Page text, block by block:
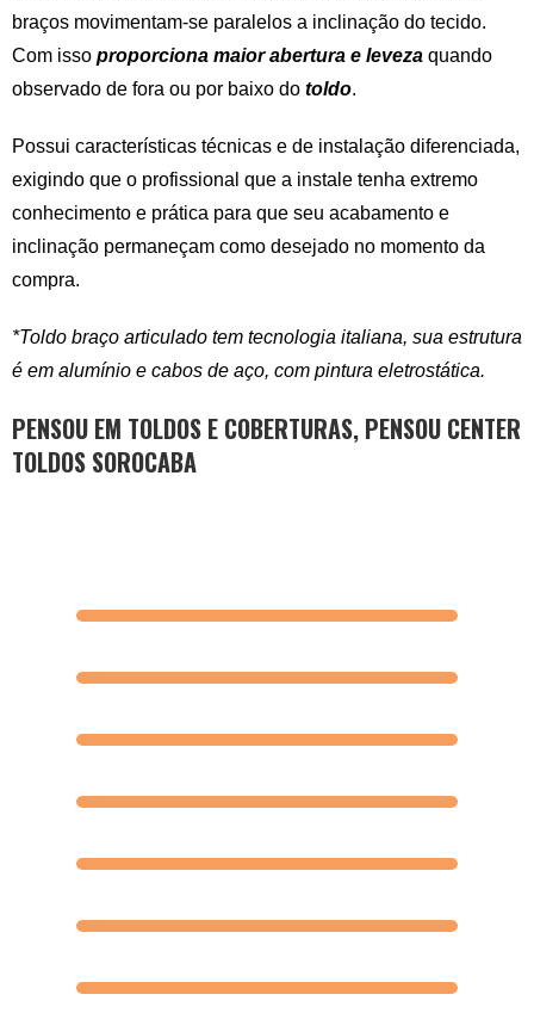
braços movimentam-se paralelos a inclinação do tecido.
Com isso proporciona maior abertura e leveza quando
observado de fora ou por baixo do toldo.
Possui características técnicas e de instalação diferenciada,
exigindo que o profissional que a instale tenha extremo
conhecimento e prática para que seu acabamento e
inclinação permaneçam como desejado no momento da
compra.
*Toldo braço articulado tem tecnologia italiana, sua estrutura
é em alumínio e cabos de aço, com pintura eletrostática.
PENSOU EM TOLDOS E COBERTURAS, PENSOU CENTER
TOLDOS SOROCABA